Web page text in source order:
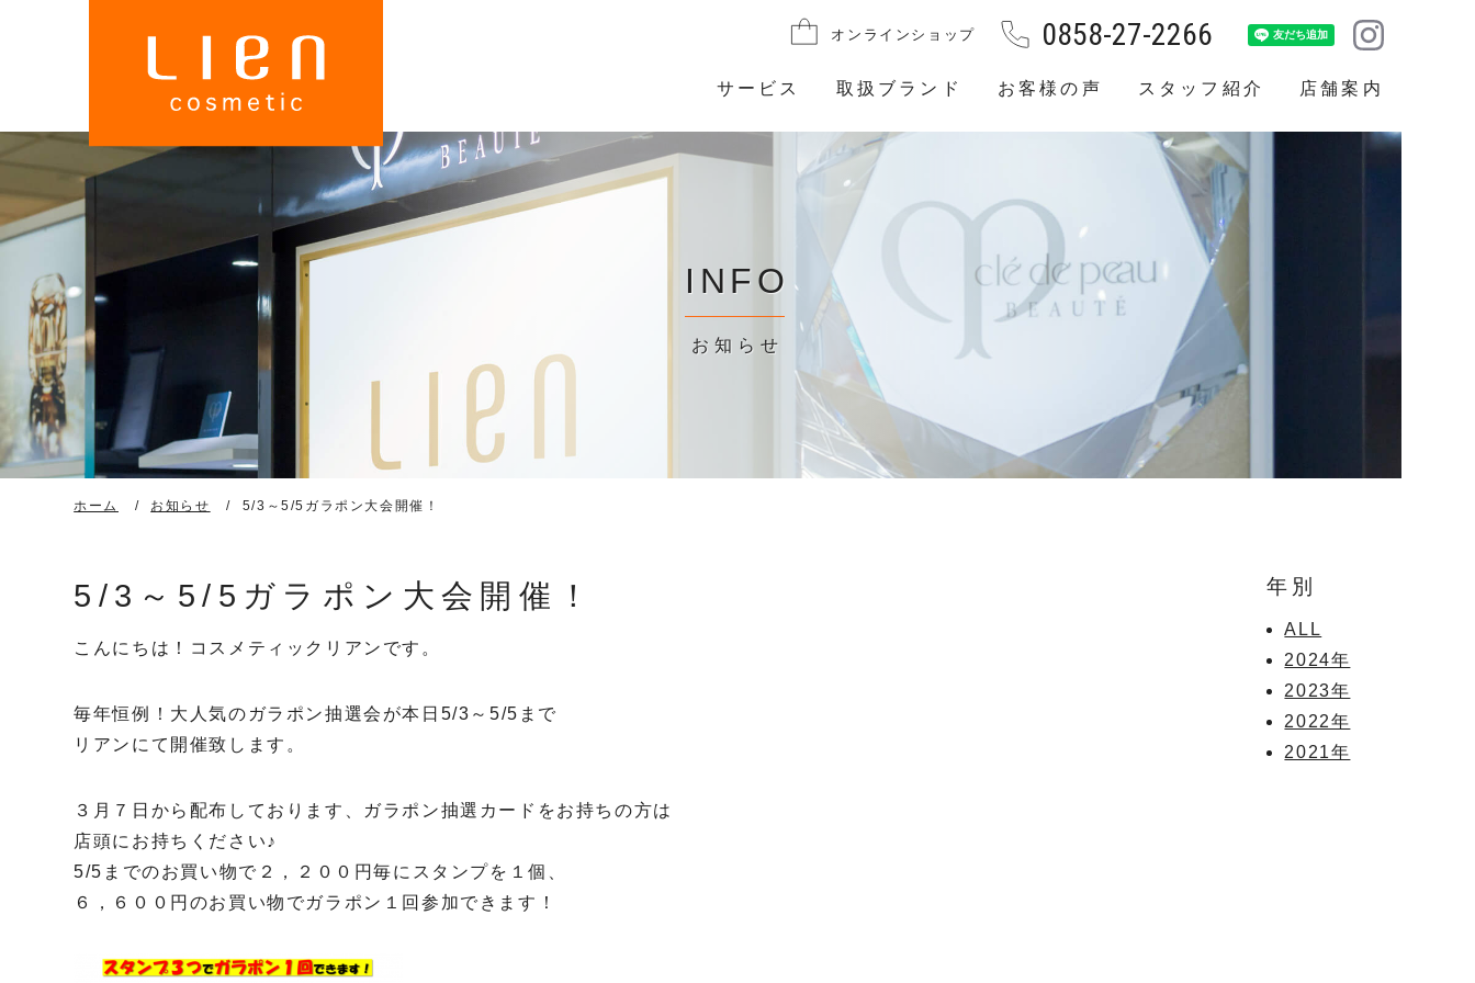
サービス 取扱ブランド お客様の声 スタッフ紹介 店舗案内
オンラインショップ 0858-27-2266
INFO
お知らせ
ホーム お知らせ 5/3～5/5ガラポン大会開催！
5/3～5/5ガラポン大会開催！
こんにちは！コスメティックリアンです。
毎年恒例！大人気のガラポン抽選会が本日5/3～5/5まで
リアンにて開催致します。
３月７日から配布しております、ガラポン抽選カードをお持ちの方は
店頭にお持ちください♪
5/5までのお買い物で２，２００円毎にスタンプを１個、
６，６００円のお買い物でガラポン１回参加できます！
年別
ALL
2024年
2023年
2022年
2021年